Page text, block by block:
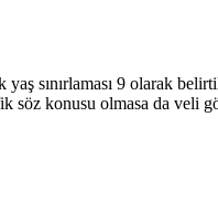
sınırlaması 9 olarak
konusu olmasa da veli